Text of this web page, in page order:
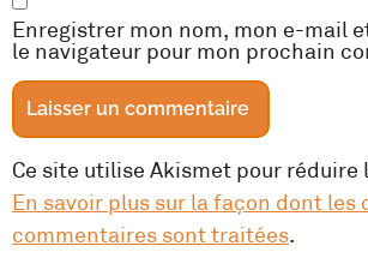
Enregistrer mon nom, mon e-mail
le navigateur pour mon prochain
Ce site utilise Akismet pour réduire
En savoir plus sur la façon dont les
commentaires sont traitées.